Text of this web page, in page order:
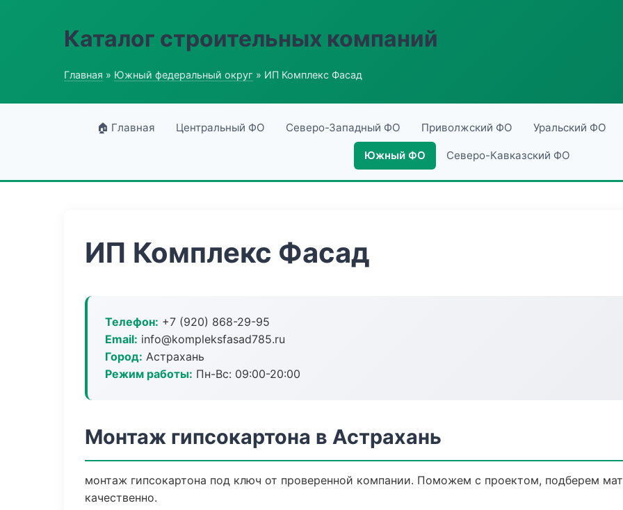
Каталог строительных компаний
Главная » Южный федеральный округ » ИП Комплекс Фасад
🏠 Главная Центральный ФО Северо-Западный ФО Приволжский ФО Уральский ФО
Южный ФО Северо-Кавказский ФО
ИП Комплекс Фасад
Телефон: +7 (920) 868-29-95
Email: info@kompleksfasad785.ru
Город: Астрахань
Режим работы: Пн-Вс: 09:00-20:00
Монтаж гипсокартона в Астрахань
монтаж гипсокартона под ключ от проверенной компании. Поможем с проектом, подберем
качественно.